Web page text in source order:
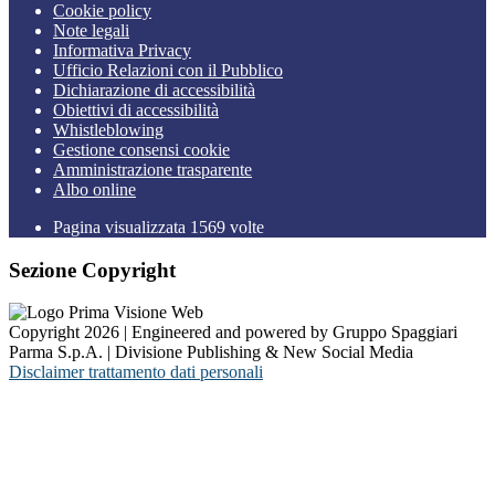
Cookie policy
Note legali
Informativa Privacy
Ufficio Relazioni con il Pubblico
Dichiarazione di accessibilità
Obiettivi di accessibilità
Whistleblowing
Gestione consensi cookie
Amministrazione trasparente
Albo online
Pagina visualizzata 1569 volte
Sezione Copyright
Copyright 2026 | Engineered and powered by Gruppo Spaggiari
Parma S.p.A. | Divisione Publishing & New Social Media
Disclaimer trattamento dati personali